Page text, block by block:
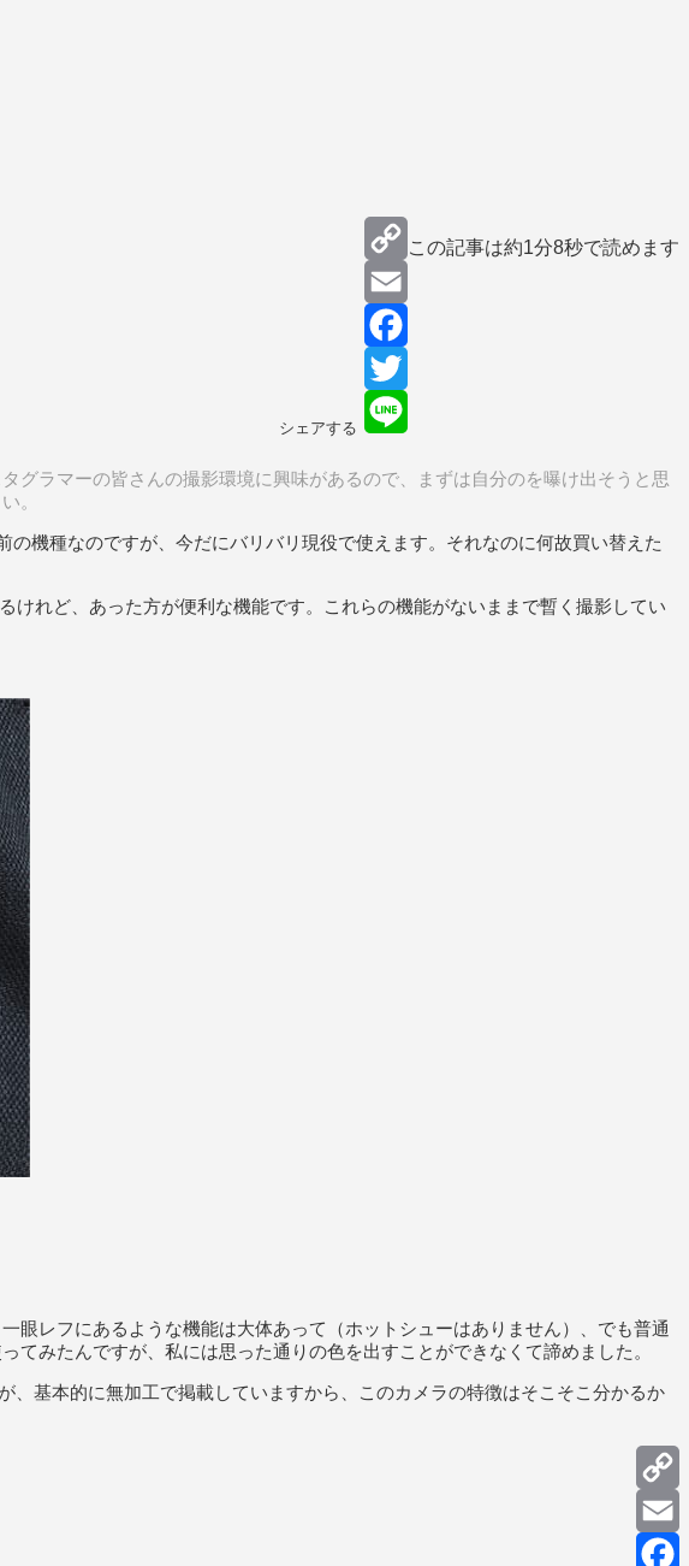
この記事は約1分8秒で読めます
シェアする
ラマーの皆さんの撮影環境に興味があるので、まずは自分のを曝け出そうと思
。
機種なのですが、今だにバリバリ現役で使えます。それなのに何故買い替えた
けれど、あった方が便利な機能です。これらの機能がないままで暫く撮影してい
眼レフにあるような機能は大体あって（ホットシューはありません）、でも普通
みたんですが、私には思った通りの色を出すことができなくて諦めました。
基本的に無加工で掲載していますから、このカメラの特徴はそこそこ分かるか